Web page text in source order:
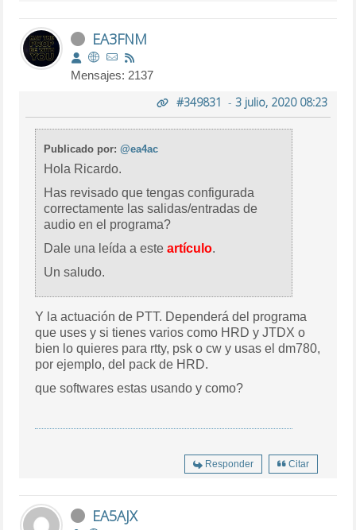
EA3FNM
Mensajes: 2137
#349831 - 3 julio, 2020 08:23
Publicado por:@ea4ac
Hola Ricardo.
Has revisado que tengas configurada
correctamente las salidas/entradas de
audio en el programa?
Dale una leída a esteartículo.
Un saludo.
Y la actuación de PTT. Dependerá del programa
que uses y si tienes varios como HRD y JTDX o
bien lo quieres para rtty, psk o cw y usas el dm780,
por ejemplo, del pack de HRD.
que softwares estas usando y como?
Responder Citar
EA5AJX